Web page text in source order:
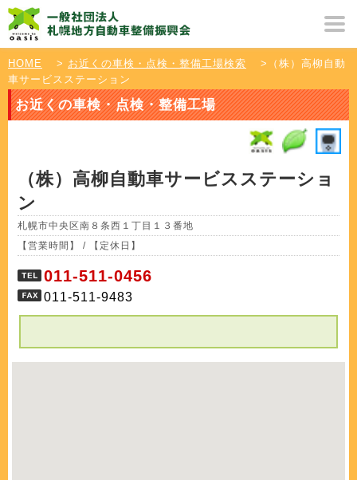
HOME > お近くの車検・点検・整備工場検索
>（株）高柳自動
車サービスステーション
お近くの車検・点検・整備工場
（株）高柳自動車サービスステーショ
ン
札幌市中央区南８条西１丁目１３番地
【営業時間】 / 【定休日】
011-511-0456
011-511-9483